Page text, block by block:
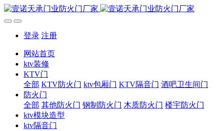
登录 注册
网站首页
ktv装修
KTV门
全部 KTV防火门 ktv包厢门 KTV隔音门 酒吧卫生间门
防火门
全部 其他防火门 钢制防火门 木质防火门 楼宇防火门
ktv模块造型
ktv隔音门